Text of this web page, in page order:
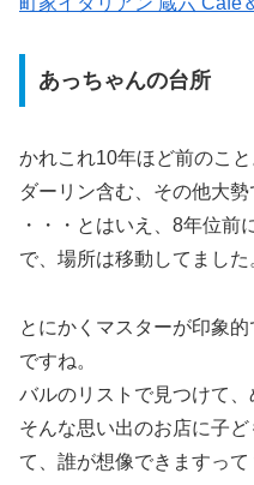
あっちゃんの台所
かれこれ10年ほど前のこと
ダーリン含む、その他大勢
・・・とはいえ、8年位前
で、場所は移動してました
とにかくマスターが印象
ですね。
バルのリストで見つけて、
そんな思い出のお店に子
て、誰が想像できますって